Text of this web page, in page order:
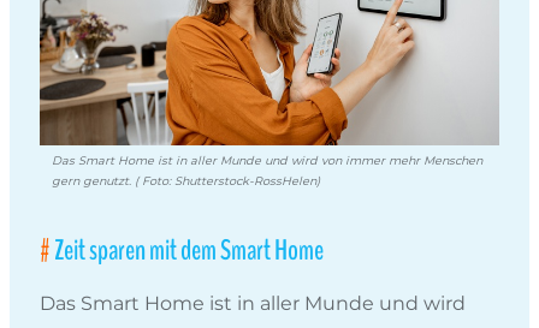
Das Smart Home ist in aller Munde und wird von immer mehr Menschen
gern genutzt. ( Foto: Shutterstock-RossHelen)
Zeit sparen mit dem Smart Home
Das Smart Home ist in aller Munde und wird